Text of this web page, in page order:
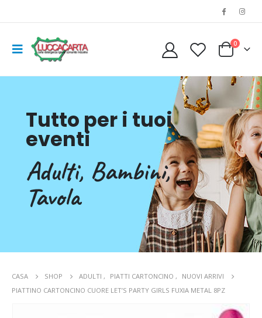
0
Tutto per i tuoi
eventi
Adulti, Bambini,
Tavola
CASA SHOP ADULTI , PIATTI CARTONCINO ,
NUOVI ARRIVI
PIATTINO CARTONCINO CUORE LET’S PARTY GIRLS FUXIA METAL 8PZ